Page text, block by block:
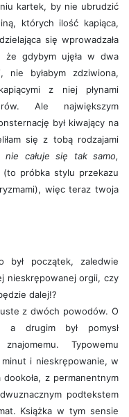
kartek, by nie ubrudzić
których ilość kapiąca,
się wprowadzała
że gdybym ujęła w dwa
byłabym zdziwiona,
z niej płynami
Ale największym
był kiwający na
się z tobą rodzajami
nie całuje się tak samo,
(to próbka stylu przekazu
więc teraz twoja
był początek, zaledwie
nieskrępowanej orgii, czy
dalej!?
z dwóch powodów. O
a drugim był pomysł
Typowemu
i nieskrępowanie, w
z permanentnym
podtekstem
Książka w tym sensie